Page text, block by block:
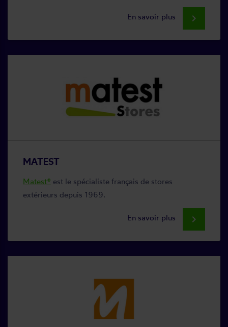
En savoir plus keyboard_arrow_right
MATEST
Matest® est le spécialiste français de stores
extérieurs depuis 1969.
En savoir plus keyboard_arrow_right